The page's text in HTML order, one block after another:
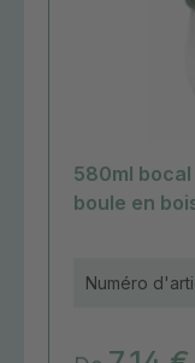
580ml bocal
boule en
Numéro